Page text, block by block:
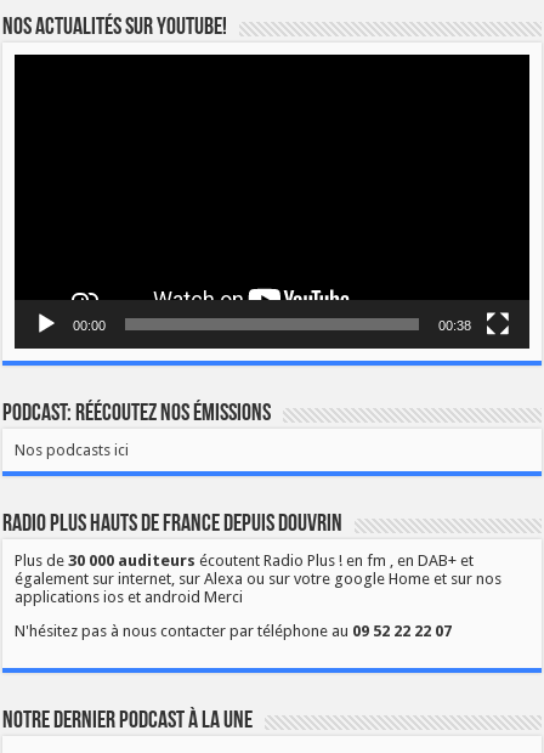
Nos actualités sur YOUTUBE!
00:00 00:38
Podcast: Réécoutez nos émissions
Nos podcasts ici
Radio Plus Hauts de France depuis Douvrin
Plus de30 000 auditeurs écoutent Radio Plus ! en fm , en DAB+ et
également sur internet, sur Alexa ou sur votre google Home et sur nos
applications ios et android Merci
N'hésitez pas à nous contacter par téléphone au 09 52 22 22 07
Notre dernier podcast à la une